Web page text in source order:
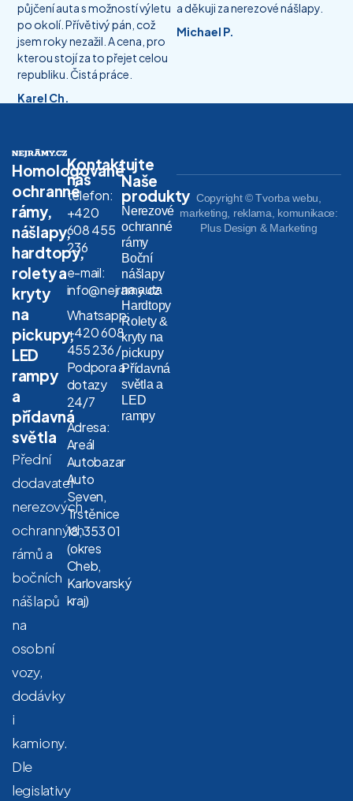
půjčení auta s možností výletu
po okolí. Přívětivý pán, což
jsem roky nezažil. A cena, pro
kterou stojí za to přejet celou
republiku. Čistá práce.
Karel Ch.
a děkuji za nerezové nášlapy.
Michael P.
Homologované
ochranné
rámy,
nášlapy,
hardtopy,
rolety a
kryty
na
pickupy,
LED
rampy
a
přídavná
světla
Přední
dodavatel
nerezových
ochranných
rámů a
bočních
nášlapů
na
osobní
vozy,
dodávky
i
kamiony.
Dle
legislativy
Kontaktujte
nás
telefon:
+420
608 455
236
e-mail:
info@nejramy.cz
Whatsapp:
+420 608
455 236 /
Podpora a
dotazy
24/7
Adresa:
Areál
Autobazar
Auto
Seven,
Trstěnice
18, 353 01
(okres
Cheb,
Karlovarský
kraj)
Naše
produkty
Nerezové
ochranné
rámy
Boční
nášlapy
na auta
Hardtopy
Rolety &
kryty na
pickupy
Přídavná
světla a
LED
rampy
Copyright © Tvorba webu,
marketing, reklama, komunikace:
Plus Design & Marketing